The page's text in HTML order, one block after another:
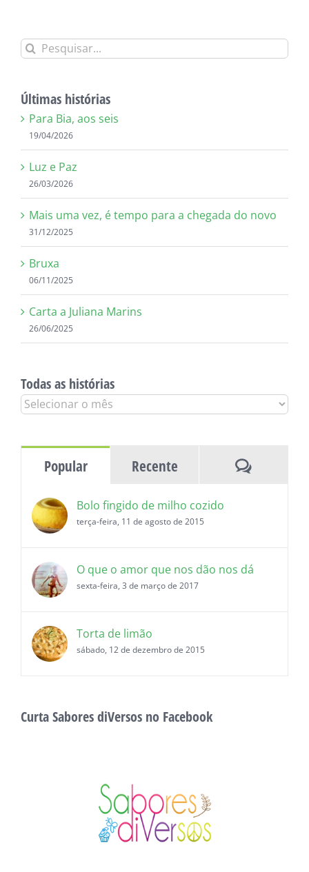
Buscar
Últimas histórias
Para Bia, aos seis
19/04/2026
Luz e Paz
26/03/2026
Mais uma vez, é tempo para a chegada do novo
31/12/2025
Bruxa
06/11/2025
Carta a Juliana Marins
26/06/2025
Todas as histórias
Todas
Popular Recente
Bolo fingido de milho cozido
terça-feira, 11 de agosto de 2015
O que o amor que nos dão nos dá
sexta-feira, 3 de março de 2017
Torta de limão
sábado, 12 de dezembro de 2015
Curta Sabores diVersos no Facebook